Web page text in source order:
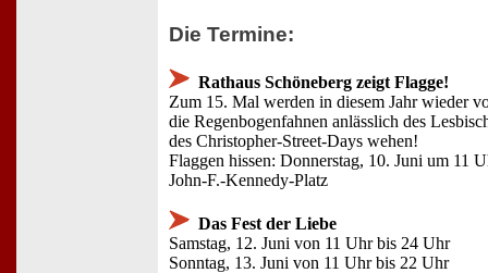
Die Termine:
Rathaus Schöneberg zeigt Flagge!
Zum 15. Mal werden in diesem Jahr wieder
die Regenbogenfahnen anlässlich des
des Christopher-Street-Days wehen!
Flaggen hissen: Donnerstag, 10. Juni um 11
John-F.-Kennedy-Platz
Das Fest der Liebe
Samstag, 12. Juni von 11 Uhr bis 24 Uhr
Sonntag, 13. Juni von 11 Uhr bis 22 Uhr